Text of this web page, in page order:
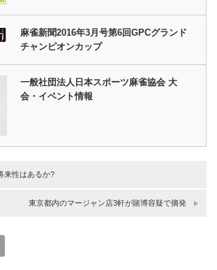
麻雀新聞2016年3月号第6回GPCグランド
チャンピオンカップ
一般社団法人日本スポーツ麻雀協会 大
会・イベント情報
来性はあるか?
東京都内のマージャン店3軒が賭博容疑で摘発